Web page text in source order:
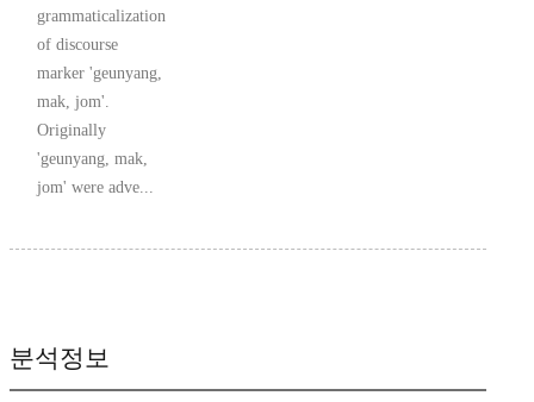
grammaticalization
of discourse
marker 'geunyang,
mak, jom'.
Originally
'geunyang, mak,
jom' were adve...
분석정보